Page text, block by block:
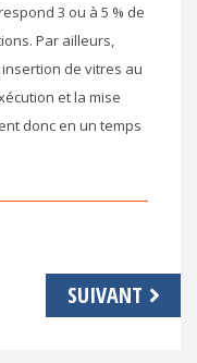
3 ou à 5 % de
Par ailleurs,
de vitres au
et la mise
donc en un temps
SUIVANT